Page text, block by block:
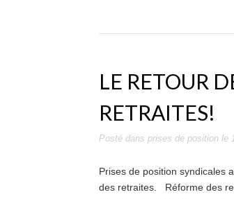
LE RETOUR
RETRAITES!
Posté dans prises de position le
Prises de position syndicales
des retraites. Réforme des